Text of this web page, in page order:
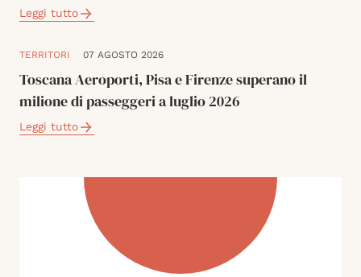
Leggi tutto
TERRITORI 07 AGOSTO 2026
Toscana Aeroporti, Pisa e Firenze superano il
milione di passeggeri a luglio 2026
Leggi tutto